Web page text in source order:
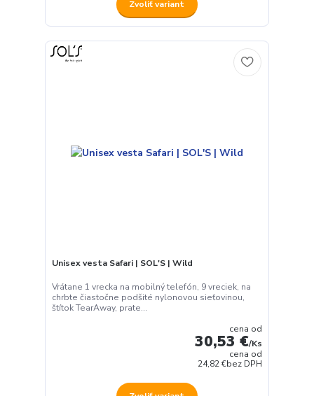
Zvoliť variant
Unisex vesta Safari | SOL'S | Wild
Vrátane 1 vrecka na mobilný telefón, 9 vreciek, na
chrbte čiastočne podšité nylonovou sieťovinou,
štítok TearAway, prate...
cena od
30,53 €/Ks
cena od
24,82 €bez DPH